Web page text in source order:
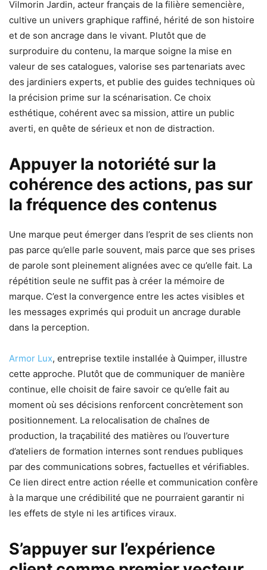
Vilmorin Jardin, acteur français de la filière semencière,
cultive un univers graphique raffiné, hérité de son histoire
et de son ancrage dans le vivant. Plutôt que de
surproduire du contenu, la marque soigne la mise en
valeur de ses catalogues, valorise ses partenariats avec
des jardiniers experts, et publie des guides techniques où
la précision prime sur la scénarisation. Ce choix
esthétique, cohérent avec sa mission, attire un public
averti, en quête de sérieux et non de distraction.
Appuyer la notoriété sur la
cohérence des actions, pas sur
la fréquence des contenus
Une marque peut émerger dans l’esprit de ses clients non
pas parce qu’elle parle souvent, mais parce que ses prises
de parole sont pleinement alignées avec ce qu’elle fait. La
répétition seule ne suffit pas à créer la mémoire de
marque. C’est la convergence entre les actes visibles et
les messages exprimés qui produit un ancrage durable
dans la perception.
Armor Lux, entreprise textile installée à Quimper, illustre
cette approche. Plutôt que de communiquer de manière
continue, elle choisit de faire savoir ce qu’elle fait au
moment où ses décisions renforcent concrètement son
positionnement. La relocalisation de chaînes de
production, la traçabilité des matières ou l’ouverture
d’ateliers de formation internes sont rendues publiques
par des communications sobres, factuelles et vérifiables.
Ce lien direct entre action réelle et communication confère
à la marque une crédibilité que ne pourraient garantir ni
les effets de style ni les artifices viraux.
S’appuyer sur l’expérience